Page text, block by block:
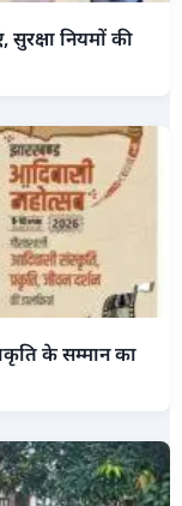
सुरक्षा नियमों की
के सम्मान का